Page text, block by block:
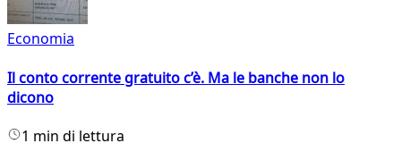
Economia
Il conto corrente gratuito c’è. Ma le banche non lo
dicono
1 min di lettura